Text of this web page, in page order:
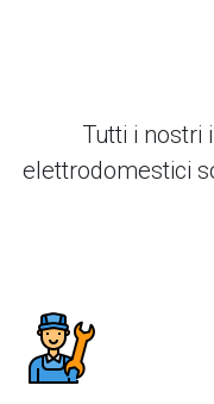
Tutti i nostri
elettrodomestici